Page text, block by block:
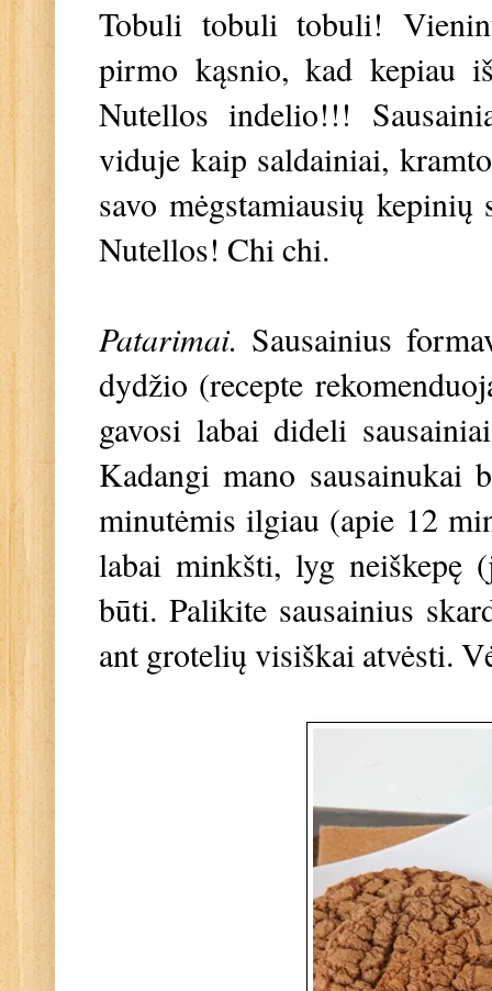
Tobuli tobuli tobuli!
pirmo kąsnio, kad kepiau
Nutellos indelio!!!
viduje kaip saldainiai,
savo mėgstamiausių
Nutellos! Chi chi.
Patarimai. Sausainius
dydžio (recepte
gavosi labai dideli
Kadangi mano
minutėmis ilgiau (apie 12
labai minkšti, lyg neiškepę
būti. Palikite sausainius
ant grotelių visiškai atvėsti.